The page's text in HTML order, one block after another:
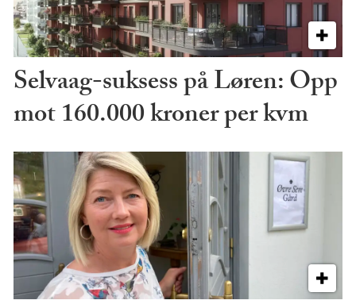
Selvaag-suksess på Løren: Opp
mot 160.000 kroner per kvm